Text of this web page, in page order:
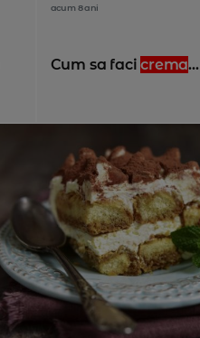
acum 8 ani
Cum sa facicrema...